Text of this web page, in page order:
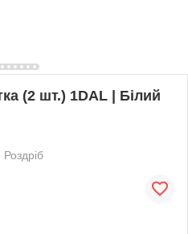
(2 шт.) 1DAL | Білий
Роздріб